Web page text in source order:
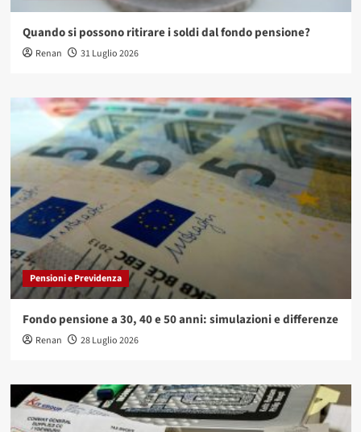
Quando si possono ritirare i soldi dal fondo pensione?
Renan 31 Luglio 2026
Pensioni e Previdenza
Fondo pensione a 30, 40 e 50 anni: simulazioni e differenze
Renan 28 Luglio 2026